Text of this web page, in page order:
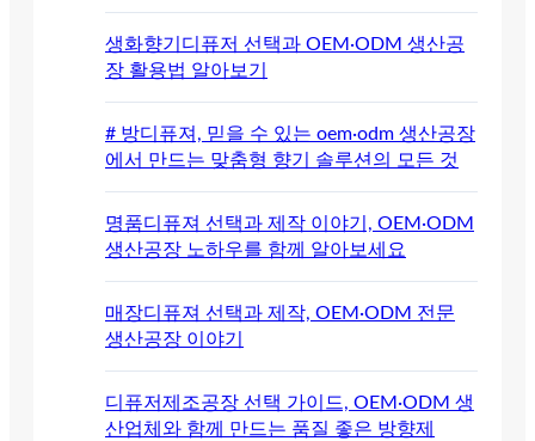
생화향기디퓨저 선택과 OEM·ODM 생산공
장 활용법 알아보기
# 방디퓨져, 믿을 수 있는 oem·odm 생산공장
에서 만드는 맞춤형 향기 솔루션의 모든 것
명품디퓨져 선택과 제작 이야기, OEM·ODM
생산공장 노하우를 함께 알아보세요
매장디퓨져 선택과 제작, OEM·ODM 전문
생산공장 이야기
디퓨저제조공장 선택 가이드, OEM·ODM 생
산업체와 함께 만드는 품질 좋은 방향제